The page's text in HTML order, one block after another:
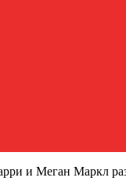
и Меган Маркл